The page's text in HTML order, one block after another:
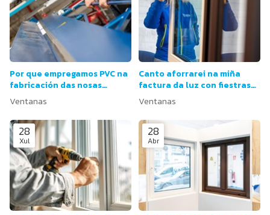
Por que empregamos PVC na
fabricación das nosas
fiestras?
Ventanas
Canto aforrarei na miña
factura da luz con fiestras
máis eficientes?
Ventanas
28
Xul
28
Abr